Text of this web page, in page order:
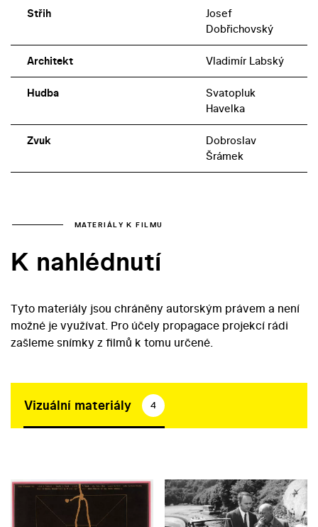
Střih
Josef
Dobřichovský
Architekt Vladimír Labský
Hudba
Svatopluk
Havelka
Zvuk
Dobroslav
Šrámek
MATERIÁLY K FILMU
K nahlédnutí
Tyto materiály jsou chráněny autorským právem a není
možné je využívat. Pro účely propagace projekcí rádi
zašleme snímky z filmů k tomu určené.
Vizuální materiály 4